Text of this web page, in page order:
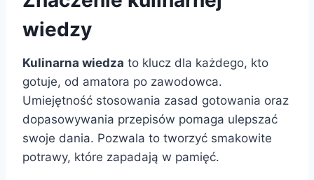
wiedzy
Kulinarna wiedza to klucz dla każdego, kto
gotuje, od amatora po zawodowca.
Umiejętność stosowania zasad gotowania oraz
dopasowywania przepisów pomaga ulepszać
swoje dania. Pozwala to tworzyć smakowite
potrawy, które zapadają w pamięć.